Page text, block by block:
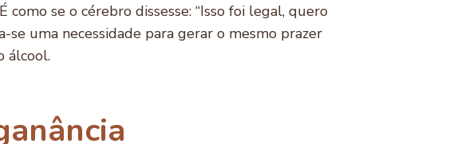
se o cérebro dissesse: “Isso foi legal, quero
uma necessidade para gerar o mesmo prazer
álcool.